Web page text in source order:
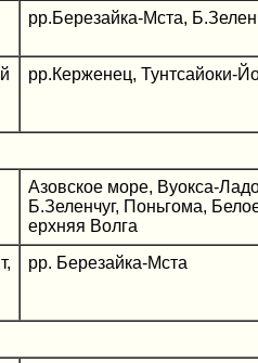
рр.Березайка-Мста,
рр.Керженец, Тунтсайоки-
Азовское море, Вуокса-
Б.Зеленчуг, Поньгома,
ерхняя Волга
рр. Березайка-Мста